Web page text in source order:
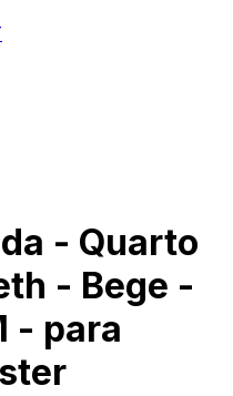
- Quarto
- Bege -
- para